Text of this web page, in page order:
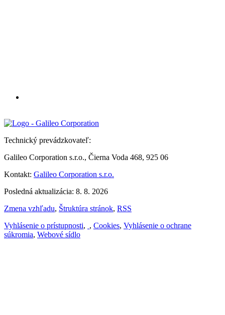
Technický prevádzkovateľ:
Galileo Corporation s.r.o., Čierna Voda 468, 925 06
Kontakt: Galileo Corporation s.r.o.
Posledná aktualizácia: 8. 8. 2026
Zmena vzhľadu, Štruktúra stránok, RSS
Vyhlásenie o prístupnosti, , Cookies, Vyhlásenie o ochrane
súkromia, Webové sídlo